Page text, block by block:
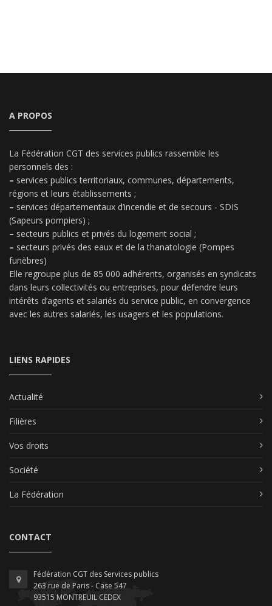
A PROPOS
La Fédération CGT des services publics rassemble les
personnels des :
– services publics territoriaux, communes, départements,
régions et leurs établissements ;
– services départementaux d’incendie et de secours - SDIS
(Sapeurs pompiers) ;
– secteurs publics et privés du logement social ;
– secteurs privés des eaux et de la thanatologie (Pompes
funèbres)
Elle regroupe plus de 85 000 adhérents, organisés en syndicats
dans leurs collectivités ou entreprises, pour défendre leurs
intérêts d’agents et salariés du service public, en convergence
avec les autres salariés, les usagers et les populations.
LIENS RAPIDES
Actualité
Filières
Vos droits
Société
La Fédération
CONTACT
Fédération CGT des Services publics
263 rue de Paris - Case 547
93515 MONTREUIL CEDEX